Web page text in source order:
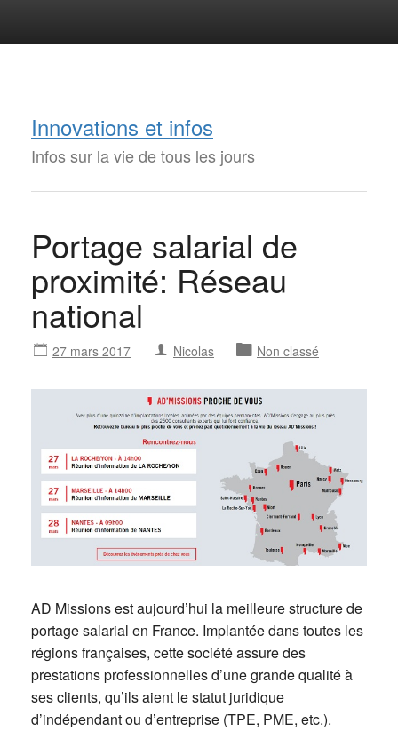
Innovations et infos
Infos sur la vie de tous les jours
Portage salarial de
proximité: Réseau
national
27 mars 2017 Nicolas Non classé
AD Missions est aujourd’hui la meilleure structure de
portage salarial en France. Implantée dans toutes les
régions françaises, cette société assure des
prestations professionnelles d’une grande qualité à
ses clients, qu’ils aient le statut juridique
d’indépendant ou d’entreprise (TPE, PME, etc.).